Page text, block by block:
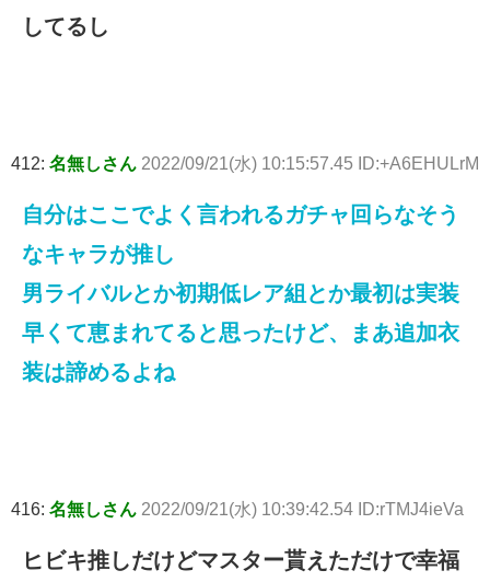
してるし
412: 名無しさん 2022/09/21(水) 10:15:57.45 ID:+A6EHULrM
自分はここでよく言われるガチャ回らなそう
なキャラが推し
男ライバルとか初期低レア組とか最初は実装
早くて恵まれてると思ったけど、まあ追加衣
装は諦めるよね
416: 名無しさん 2022/09/21(水) 10:39:42.54 ID:rTMJ4ieVa
ヒビキ推しだけどマスター貰えただけで幸福